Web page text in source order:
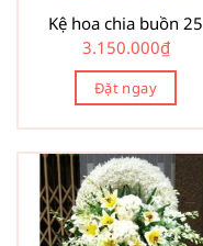
Kệ hoa chia buồn 25
3.150.000₫
Đặt ngay